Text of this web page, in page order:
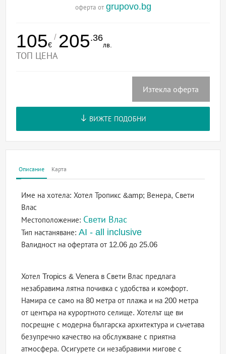
оферта от grupovo.bg
105€
/ 205.36
лв.
ТОП ЦЕНА
Изтекла оферта
ВИЖТЕ ПОДОБНИ
Описание Карта
Име на хотела: Хотел Тропикс &amp; Венера, Свети
Влас
Местоположение: Свети Влас
Тип настаняване:AI - all inclusive
Валидност на офертатаот 12.06 до 25.06
Хотел Tropics & Venera в Свети Влас предлага
незабравима лятна почивка с удобства и комфорт.
Намира се само на 80 метра от плажа и на 200 метра
от центъра на курортното селище. Хотелът ще ви
посрещне с модерна българска архитектура и съчетава
безупречно качество на обслужване с приятна
атмосфера. Осигурете си незабравими мигове с